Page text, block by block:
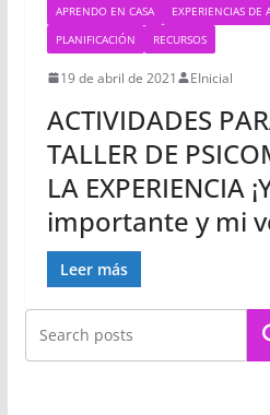
APRENDO EN CASA
EXPERIENCIAS DE
PLANIFICACIÓN
RECURSOS
19 de abril de 2021 EInicial
ACTIVIDADES
TALLER DE
LA EXPERIENCIA
importante y mi
Leer más